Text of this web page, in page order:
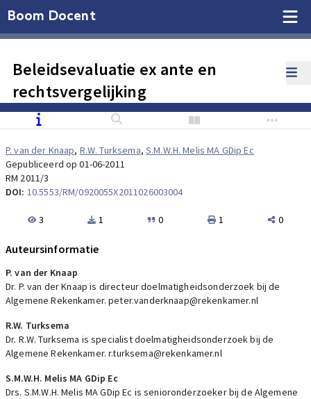
Boom Docent
Beleidsevaluatie ex ante en
rechtsvergelijking
P. van der Knaap, R.W. Turksema, S.M.W.H. Melis MA GDip Ec
Gepubliceerd op 01-06-2011
RM 2011/3
DOI: 10.5553/RM/0920055X2011026003004
3 1 0 1 0
Auteursinformatie
P. van der Knaap
Dr. P. van der Knaap is directeur doelmatigheidsonderzoek bij de
Algemene Rekenkamer. peter.vanderknaap@rekenkamer.nl
R.W. Turksema
Dr. R.W. Turksema is specialist doelmatigheidsonderzoek bij de
Algemene Rekenkamer. r.turksema@rekenkamer.nl
S.M.W.H. Melis MA GDip Ec
Drs. S.M.W.H. Melis MA GDip Ec is senioronderzoeker bij de Algemene